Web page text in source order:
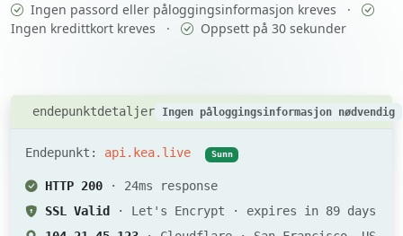
Ingen passord eller påloggingsinformasjon kreves
·
Ingen kredittkort kreves
· Oppsett på 30 sekunder
endepunktdetaljer Ingen påloggingsinformasjon nødvendig
Endepunkt: api.kea.live Sunn
HTTP 200
· 24ms response
SSL Valid
· Let's Encrypt · expires in 89 days